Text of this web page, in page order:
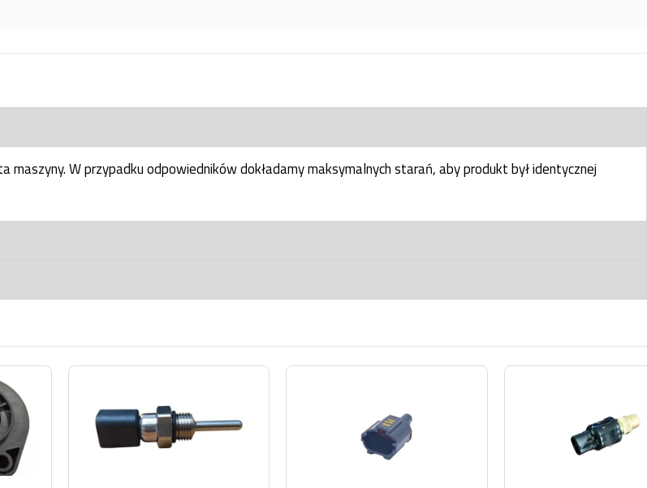
W przypadku odpowiedników dokładamy maksymalnych starań, aby produkt był identycznej